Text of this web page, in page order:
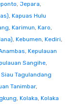
, Jepara,
, Kapuas Hulu
, Karimun, Karo,
, Kebumen, Kediri,
, Kepulauan
Sangihe,
Tagulandang
Tanimbar,
, Kolaka, Kolaka